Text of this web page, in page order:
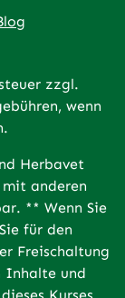
zzgl.
wenn
Herbavet
anderen
** Wenn Sie
für den
Freischaltung
Inhalte und